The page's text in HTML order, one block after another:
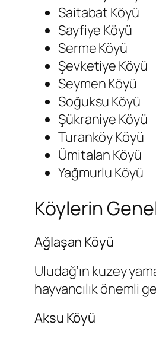
Saitabat Köyü
Sayfiye Köyü
Serme Köyü
Şevketiye Köyü
Seymen Köyü
Soğuksu Köyü
Şükraniye Köyü
Turanköy Köyü
Ümitalan Köyü
Yağmurlu Köyü
Köylerin
Ağlaşan Köyü
Uludağ’ın kuzey
hayvancılık önemli
Aksu Köyü